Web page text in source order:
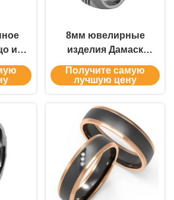
из
8мм ювелирные
изделия Дамаск
стальной
обручальные
женщин
Получите самую
лучшую цену